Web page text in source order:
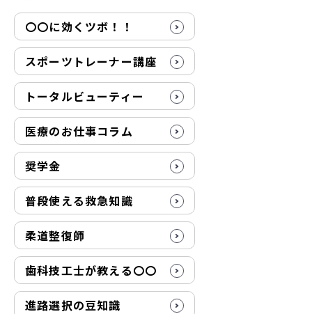
〇〇に効くツボ！！
スポーツトレーナー講座
トータルビューティー
医療のお仕事コラム
奨学金
普段使える救急知識
柔道整復師
歯科技工士が教える〇〇
進路選択の豆知識